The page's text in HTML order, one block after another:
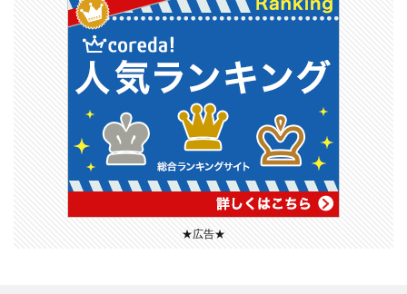
★広告★